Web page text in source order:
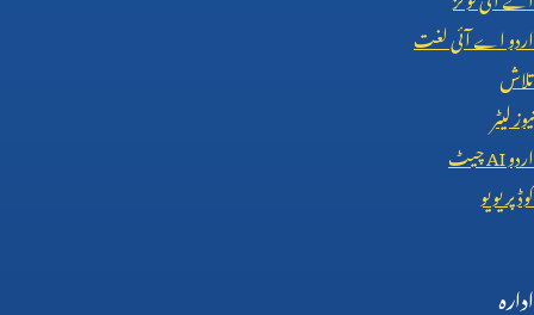
اردو اے آئی لغت
تلاش
نیوز لیٹر
اردوAIچیٹ
کوڈ پریویو
ادارہ